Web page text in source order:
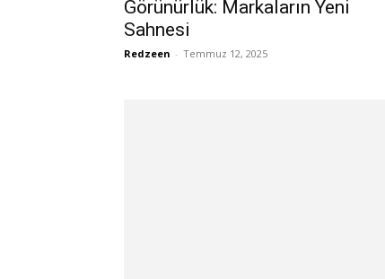
Görünürlük: Markaların Yeni
Sahnesi
Redzeen - Temmuz 12, 2025